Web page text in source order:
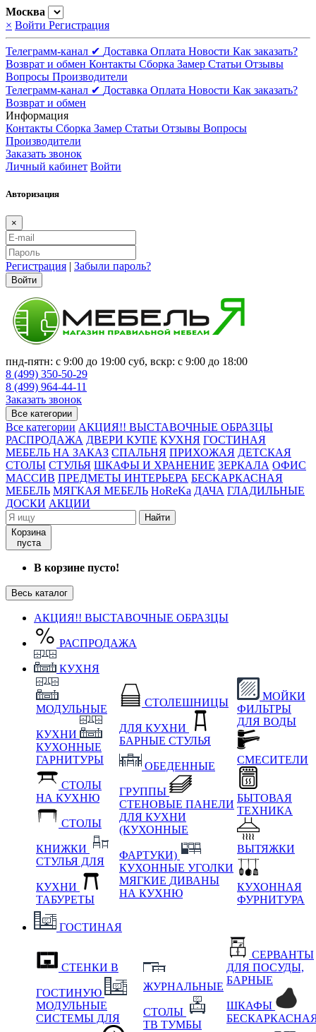
Москва
× Войти Регистрация
Телеграмм-канал ✔ Доставка Оплата Новости Как заказать?
Возврат и обмен Контакты Сборка Замер Статьи Отзывы
Вопросы Производители
Телеграмм-канал ✔ Доставка Оплата Новости Как заказать?
Возврат и обмен
Информация
Контакты Сборка Замер Статьи Отзывы Вопросы
Производители
Заказать звонок
Личный кабинет Войти
Авторизация
×
Регистрация | Забыли пароль?
Войти
пнд-пятн: с 9:00 до 19:00 суб, вскр: с 9:00 до 18:00
8 (499) 350-50-29
8 (499) 964-44-11
Заказать звонок
Все категории
Все категории АКЦИЯ!! ВЫСТАВОЧНЫЕ ОБРАЗЦЫ
РАСПРОДАЖА ДВЕРИ КУПЕ КУХНЯ ГОСТИНАЯ
МЕБЕЛЬ НА ЗАКАЗ СПАЛЬНЯ ПРИХОЖАЯ ДЕТСКАЯ
СТОЛЫ СТУЛЬЯ ШКАФЫ И ХРАНЕНИЕ ЗЕРКАЛА ОФИС
МАССИВ ПРЕДМЕТЫ ИНТЕРЬЕРА БЕСКАРКАСНАЯ
МЕБЕЛЬ МЯГКАЯ МЕБЕЛЬ HoReKa ДАЧА ГЛАДИЛЬНЫЕ
ДОСКИ АКЦИИ
Найти
Корзина
пуста
В корзине пусто!
Весь каталог
АКЦИЯ!! ВЫСТАВОЧНЫЕ ОБРАЗЦЫ
РАСПРОДАЖА
КУХНЯ
МОДУЛЬНЫЕ
КУХНИ
КУХОННЫЕ
ГАРНИТУРЫ
СТОЛЫ
НА КУХНЮ
СТОЛЫ
КНИЖКИ
СТУЛЬЯ ДЛЯ
КУХНИ
ТАБУРЕТЫ
СТОЛЕШНИЦЫ
ДЛЯ КУХНИ
БАРНЫЕ СТУЛЬЯ
ОБЕДЕННЫЕ
ГРУППЫ
СТЕНОВЫЕ ПАНЕЛИ
ДЛЯ КУХНИ
(КУХОННЫЕ
ФАРТУКИ)
КУХОННЫЕ УГОЛКИ
МЯГКИЕ ДИВАНЫ
НА КУХНЮ
МОЙКИ
ФИЛЬТРЫ
ДЛЯ ВОДЫ
СМЕСИТЕЛИ
БЫТОВАЯ
ТЕХНИКА
ВЫТЯЖКИ
КУХОННАЯ
ФУРНИТУРА
ГОСТИНАЯ
СТЕНКИ В
ГОСТИНУЮ
МОДУЛЬНЫЕ
СИСТЕМЫ ДЛЯ
ЖУРНАЛЬНЫЕ
СТОЛЫ
ТВ ТУМБЫ
СЕРВАНТЫ
ДЛЯ ПОСУДЫ,
БАРНЫЕ
ШКАФЫ